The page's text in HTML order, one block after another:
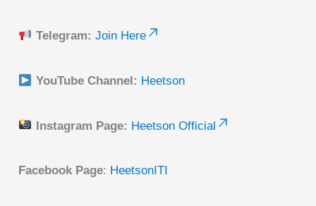
Telegram: Join Here
YouTube Channel: Heetson
Instagram Page: Heetson Official
Facebook Page: HeetsonITI